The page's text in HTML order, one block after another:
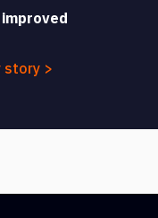
story >